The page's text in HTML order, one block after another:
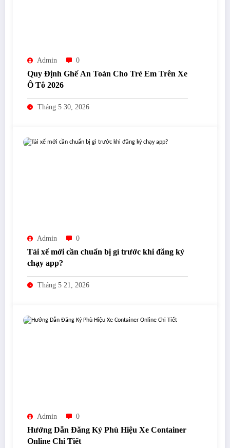
Admin 0
Quy Định Ghế An Toàn Cho Trẻ Em Trên Xe
Ô Tô 2026
Tháng 5 30, 2026
Admin 0
Tài xế mới cần chuẩn bị gì trước khi đăng ký
chạy app?
Tháng 5 21, 2026
Admin 0
Hướng Dẫn Đăng Ký Phù Hiệu Xe Container
Online Chi Tiết